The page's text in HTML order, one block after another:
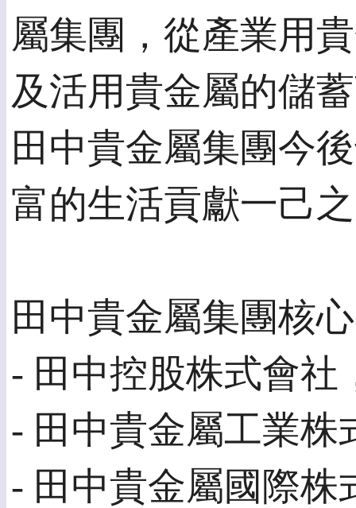
屬集團，從產業用
及活用貴金屬的儲
田中貴金屬集團今
富的生活貢獻一己
田中貴金屬集團核
- 田中控股株式會社
- 田中貴金屬工業株
- 田中貴金屬國際株